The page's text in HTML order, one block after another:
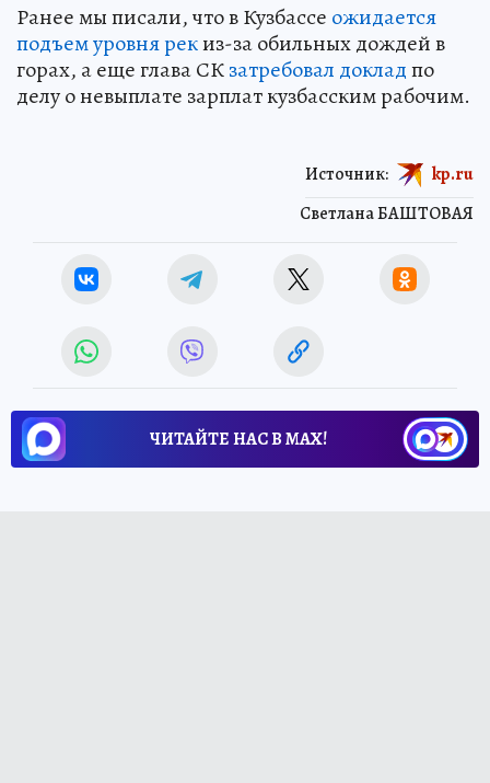
Ранее мы писали, что в Кузбассе ожидается
подъем уровня рекиз-за обильных дождей в
горах, а еще глава СКзатребовал докладпо
делу о невыплате зарплат кузбасским рабочим.
Светлана БАШТОВАЯ
Источник: kp.ru
ЧИТАЙТЕ НАС В МАХ!